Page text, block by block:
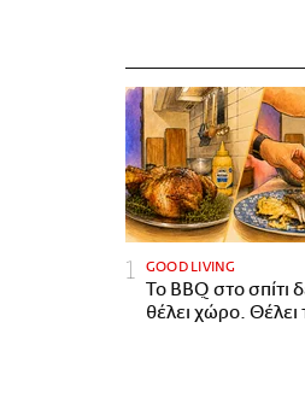
GOOD LIVING
Το BBQ στο σπίτι
θέλει χώρο. Θέλει